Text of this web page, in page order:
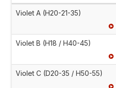
Violet A (H20-21-35)
Violet B (H18 / H40-45)
Violet C (D20-35 / H50-55)